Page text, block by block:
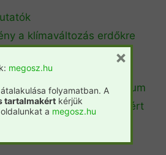
a klímaváltozás erdőkre
tilalom elrendelése
Klímaadaptációs Fórum
Cogeca a KAP jövőjéért
biztonság
megosz.hu
folyamatban. A
tartalmakért kérjük
oldalunkat a megosz.hu
×